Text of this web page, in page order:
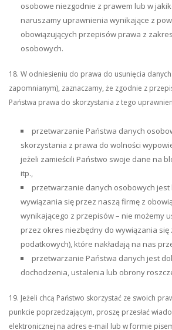
osobowe niezgodnie z prawem lub w
naruszamy uprawnienia wynikające z
obowiązujących przepisów prawa z
osobowych.
18. W odniesieniu do prawa do usunięcia
zapomnianym), zaznaczamy, że zgodnie z
Państwa prawa do skorzystania z tego
przetwarzanie Państwa danych
skorzystania z prawa do wolności
jeżeli zamieścili Państwo swoje dane na
itp.,
przetwarzanie danych osobowych jest
wywiązania się przez naszą firmę z
wynikającego z przepisów – nie możemy
przez okres niezbędny do wywiązania się
podatkowych), które nakładają na nas
przetwarzanie Państwa danych jest
dochodzenia, ustalenia lub obrony
19. Jeżeli chcą Państwo skorzystać ze swoich
punkcie poprzedzającym, proszę przesłać
elektronicznej na adres e-mail lub w formie